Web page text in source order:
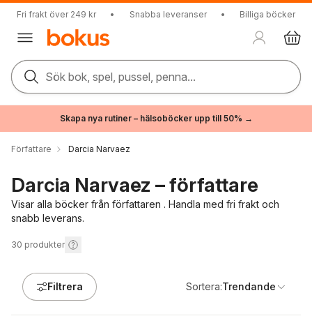
Fri frakt över 249 kr • Snabba leveranser • Billiga böcker
Sök bok, spel, pussel, penna...
Skapa nya rutiner – hälsoböcker upp till 50% →
Författare Darcia Narvaez
Darcia Narvaez – författare
Visar alla böcker från författaren . Handla med fri frakt och
snabb leverans.
30 produkter
Filtrera Sortera:Trendande